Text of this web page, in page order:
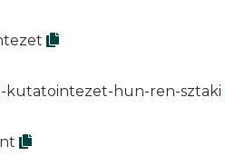
kutatointezet-hun-ren-sztaki